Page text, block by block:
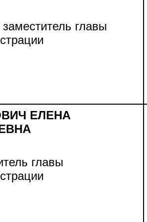
главы
ЕЛЕНА
главы